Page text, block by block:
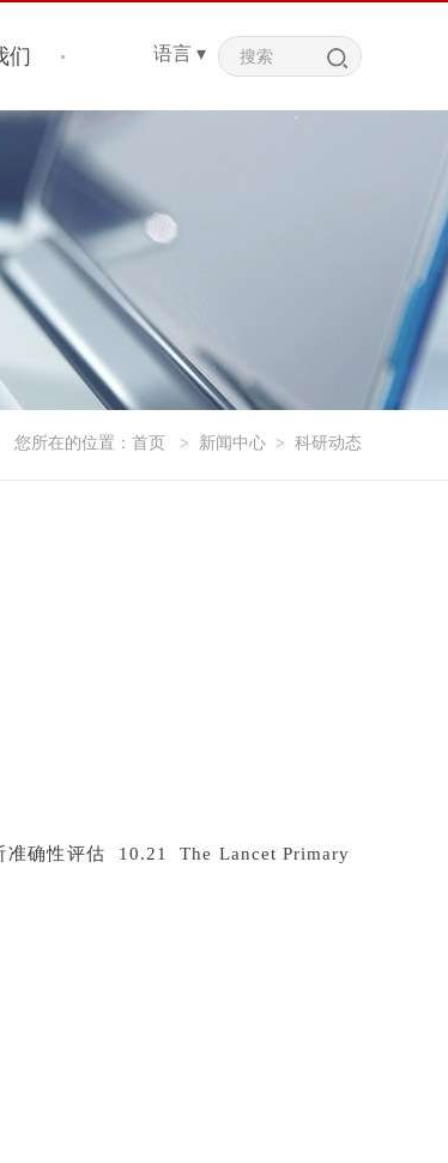
语言 ▾
们
您所在的位置： 首页 > 新闻中心 > 科研动态
准确性评估 10.21 The Lancet Primary